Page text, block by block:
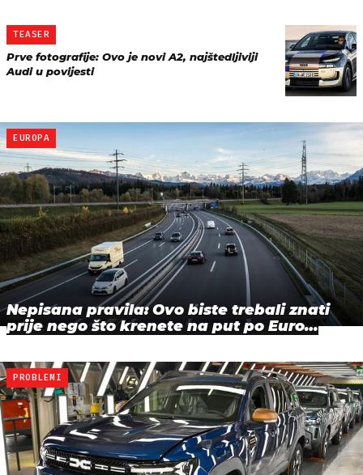
TEASER
Prve fotografije: Ovo je novi A2, najštedljiviji
Audi u povijesti
EUROPA
Nepisana pravila: Ovo biste trebali znati
prije nego što krenete na put po Euro…
PROBLEMI